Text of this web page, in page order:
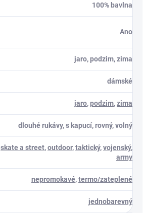
100% bavlna
Ano
jaro, podzim, zima
dámské
jaro,podzim,zima
dlouhé rukávy, s kapucí, rovný, volný
skate a street,outdoor,taktický,vojenský,
army
nepromokavé,termo/zateplené
jednobarevný